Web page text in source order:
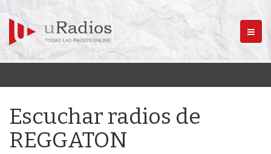
Menú
Escuchar radios de
REGGATON